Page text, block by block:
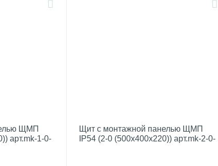
ЩМП
арт.mk-1-0-
Щит с монтажной панелью ЩМП
IP54 (2-0 (500х400х220)) арт.mk-2-0-